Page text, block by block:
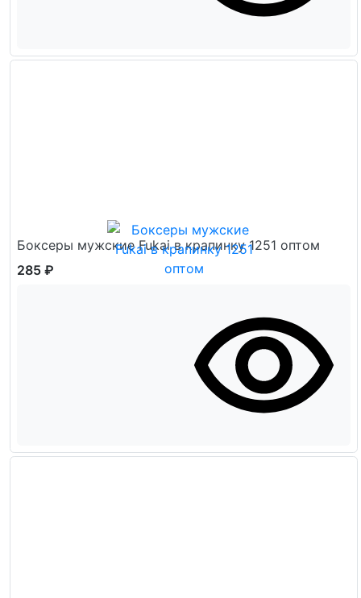
Боксеры мужские Fukai в крапинку 1251 оптом
285 ₽